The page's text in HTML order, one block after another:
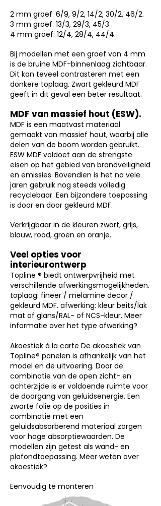
2 mm groef: 6/9, 9/2, 14/2, 30/2, 46/2.
3 mm groef: 13/3, 29/3, 45/3
4 mm groef: 12/4, 28/4, 44/4.
Bij modellen met een groef van 4 mm
is de bruine MDF-binnenlaag zichtbaar.
Dit kan teveel contrasteren met een
donkere toplaag. Zwart gekleurd MDF
geeft in dit geval een beter resultaat.
MDF van massief hout (ESW).
MDF is een maatvast materiaal
gemaakt van massief hout, waarbij alle
delen van de boom worden gebruikt.
ESW MDF voldoet aan de strengste
eisen op het gebied van brandveiligheid
en emissies. Bovendien is het na vele
jaren gebruik nog steeds volledig
recyclebaar. Een bijzondere toepassing
is door en door gekleurd MDF.
Verkrijgbaar in de kleuren zwart, grijs,
blauw, rood, groen en oranje.
Veel opties voor
interieurontwerp
Topline ® biedt ontwerpvrijheid met
verschillende afwerkingsmogelijkheden.
toplaag: fineer / melamine decor /
gekleurd MDF. afwerking: kleur beits/lak
mat of glans/RAL- of NCS-kleur. Meer
informatie over het type afwerking?
Akoestiek à la carte De akoestiek van
Topline® panelen is afhankelijk van het
model en de uitvoering. Door de
combinatie van de open zicht- en
achterzijde is er voldoende ruimte voor
de doorgang van geluidsenergie. Een
zwarte folie op de posities in
combinatie met een
geluidsabsorberend materiaal zorgen
voor hoge absorptiewaarden. De
modellen zijn getest als wand- en
plafondtoepassing. Meer weten over
akoestiek?
Eenvoudig te monteren